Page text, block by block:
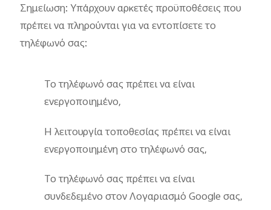
Σημείωση: Υπάρχουν αρκετές προϋποθέσεις που
πρέπει να πληρούνται για να εντοπίσετε το
τηλέφωνό σας:
Το τηλέφωνό σας πρέπει να είναι
ενεργοποιημένο,
Η λειτουργία τοποθεσίας πρέπει να είναι
ενεργοποιημένη στο τηλέφωνό σας,
Το τηλέφωνό σας πρέπει να είναι
συνδεδεμένο στον Λογαριασμό Google σας,